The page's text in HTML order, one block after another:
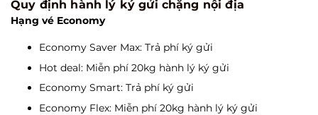
Quy định hành lý ký gửi chặng nội địa
Hạng vé Economy
Economy Saver Max: Trả phí ký gửi
Hot deal: Miễn phí 20kg hành lý ký gửi
Economy Smart: Trả phí ký gửi
Economy Flex: Miễn phí 20kg hành lý ký gửi